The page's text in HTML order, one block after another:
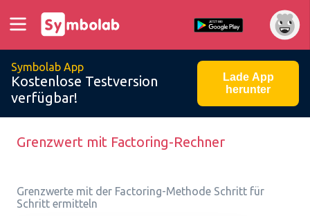
Symbolab App
Kostenlose Testversion
verfügbar!
Lade App
herunter
Grenzwert mit Factoring-Rechner
Grenzwerte mit der Factoring-Methode Schritt für
Schritt ermitteln